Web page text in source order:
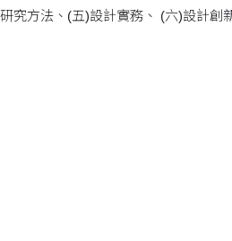
究方法、(五)設計實務、 (六)設計創